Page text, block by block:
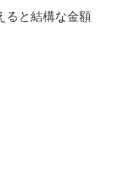
ると結構な金額